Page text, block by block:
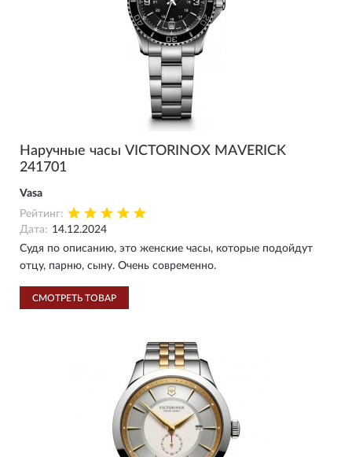
Наручные часы VICTORINOX MAVERICK
241701
Vasa
Рейтинг:
Дата: 14.12.2024
Судя по описанию, это женские часы, которые подойдут
отцу, парню, сыну. Очень современно.
СМОТРЕТЬ ТОВАР